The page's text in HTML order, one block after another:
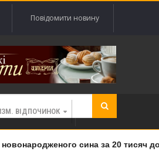
Повідомити новину
ВІДПОЧИНОК
сина за 20 тисяч